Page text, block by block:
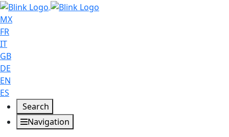
MX
FR
IT
GB
DE
EN
ES
Search
Navigation